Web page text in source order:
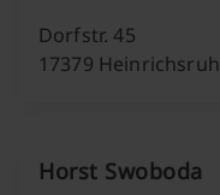
Dorfstr. 45
17379 Heinrichsruh
Horst Swoboda